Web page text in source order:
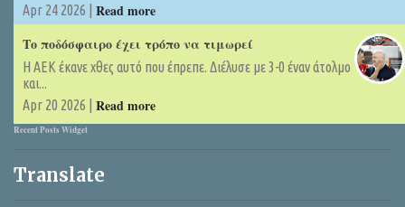
Apr 24 2026 | Read more
Το ποδόσφαιρο έχει τρόπο να τιμωρεί
Η ΑΕΚ έκανε χθες αυτό που έπρεπε. Διέλυσε με 3-0 έναν άτολμο
και...
Apr 20 2026 | Read more
Recent Posts Widget
Translate